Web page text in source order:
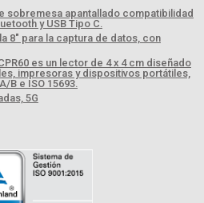
sobremesa apantallado compatibilidad
y USB Tipo C.
8" para la captura de datos, con
es un lector de 4 x 4 cm diseñado
impresoras y dispositivos portátiles,
B e ISO 15693.
5G